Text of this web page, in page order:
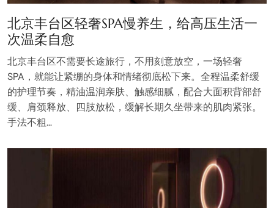
北京丰台区轻奢SPA慢养生，给高压生活一
次温柔自愈
北京丰台区不需要长途旅行，不用刻意放空，一场轻奢
SPA，就能让紧绷的身体和情绪彻底松下来。全程温柔舒缓
的护理节奏，精油温润亲肤、触感细腻，配合大面积背部舒
缓、肩颈释放、四肢放松，缓解长期久坐带来的肌肉紧张。
手法不粗…